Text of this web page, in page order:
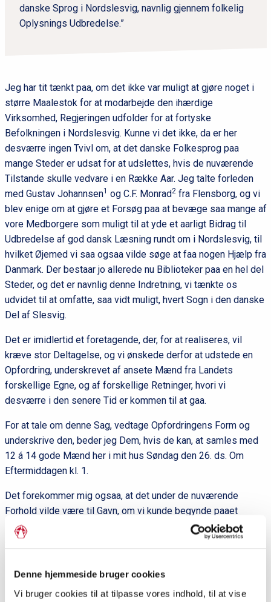
Denne hjemmeside bruger cookies
Vi bruger cookies til at tilpasse vores indhold, til at vise
danske Sprog i Nordslesvig, navnlig gjennem folkelig
Oplysnings Udbredelse.”
Jeg har tit tænkt paa, om det ikke var muligt at gjøre noget i
større Maalestok for at modarbejde den ihærdige
Virksomhed, Regjeringen udfolder for at fortyske
Befolkningen i Nordslesvig. Kunne vi det ikke, da er her
desværre ingen Tvivl om, at det danske Folkesprog paa
mange Steder er udsat for at udslettes, hvis de nuværende
Tilstande skulle vedvare i en Række Aar. Jeg talte forleden
med Gustav Johannsen1 og C.F. Monrad2fra Flensborg, og vi
blev enige om at gjøre et Forsøg paa at bevæge saa mange af
vore Medborgere som muligt til at yde et aarligt Bidrag til
Udbredelse af god dansk Læsning rundt om i Nordslesvig, til
hvilket Øjemed vi saa ogsaa vilde søge at faa nogen Hjælp fra
Danmark. Der bestaar jo allerede nu Biblioteker paa en hel del
Steder, og det er navnlig denne Indretning, vi tænkte os
udvidet til at omfatte, saa vidt muligt, hvert Sogn i den danske
Del af Slesvig.
Det er imidlertid et foretagende, der, for at realiseres, vil
kræve stor Deltagelse, og vi ønskede derfor at udstede en
Opfordring, underskrevet af ansete Mænd fra Landets
forskellige Egne, og af forskellige Retninger, hvori vi
desværre i den senere Tid er kommen til at gaa.
For at tale om denne Sag, vedtage Opfordringens Form og
underskrive den, beder jeg Dem, hvis de kan, at samles med
12 á 14 gode Mænd her i mit hus Søndag den 26. ds. Om
Eftermiddagen kl. 1.
Det forekommer mig ogsaa, at det under de nuværende
Forhold vilde være til Gavn, om vi kunde begynde paaet
saadant Foretagende, paa hvilket vi jo alle maatte kunne
arbejde med Endrægtighed og god Vilje.
Ordforklaringer: